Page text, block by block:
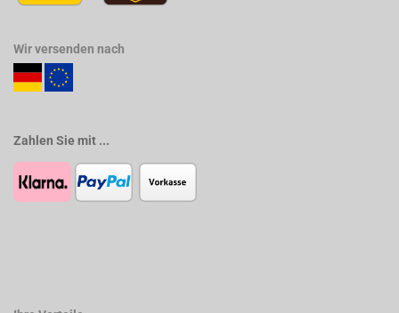
Wir versenden nach
Zahlen Sie mit ...